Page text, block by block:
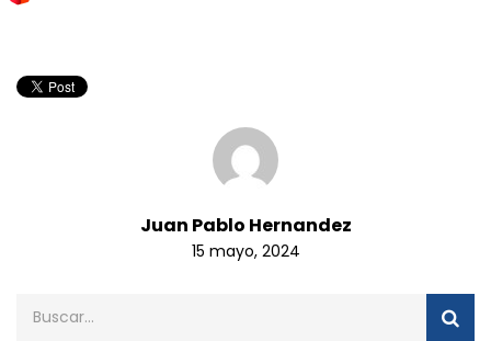
Juan Pablo Hernandez
15 mayo, 2024